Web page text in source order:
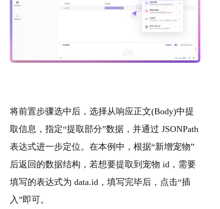
将前置步骤选中后，选择从响应正文(Body)中提
取信息，指定“提取部分”数据，并通过 JSONPath
表达式进一步定位。在本例中，根据“新增宠物”
后返回的数据结构，若想要提取到宠物 id，需要
填写的表达式为 data.id，填写完毕后，点击“插
入”即可。